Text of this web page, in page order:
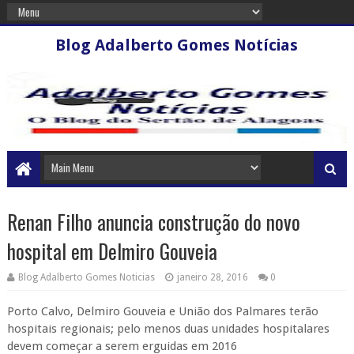
Blog Adalberto Gomes Notícias
Renan Filho anuncia construção do novo
hospital em Delmiro Gouveia
Blog Adalberto Gomes Noticias janeiro 28, 2016 0
Porto Calvo, Delmiro Gouveia e União dos Palmares terão
hospitais regionais; pelo menos duas unidades hospitalares
devem começar a serem erguidas em 2016